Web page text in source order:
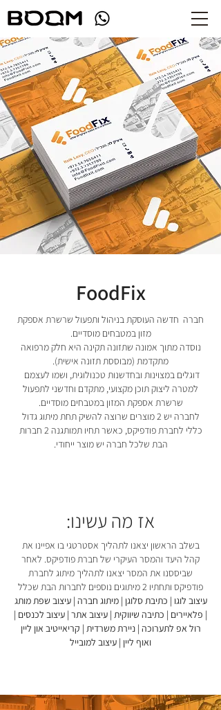
FoodFix
חברה חדשה העוסקת בניהול ותפעול שרשרת אספקת
מזון במטבחים מוסדיים.
נוסדה מתוך אמונה שתזונה תקינה היא חלק מרפואה
מתקדמת (מבוססת תזונה אישית).
דוגלים במצוינות ובחדשנות טכנולוגית, ושמו לעצמם
למטרה ליצוק תוכן מקצועי, מתקדם וחדשני לתפעול
שרשרת אספקת המזון במטבחים מוסדיים.
לחברה יש 2 מוצרים שרוצה להשיק תחת מיתוג גדול
כללי לחברת פודפיקס, כאשר תחיו תמותגנה 2 חברות
הבת שלכל חברה יש מוצר ייחודי.
אז מה עשינו:
בשלב הראשון יצאנו לתהליך אסטרטגי בו אפיינו את
קהל היעד והמסר העיקרי של חברת פודפיקס. לאחר
שביססנו את המסר יצאנו לתהליך מיתוג לחברת
פודפיקס ותחתיו 2 מיתוגים נוספים לחברות הבת שכלל
עיצוב לוגו | כתיבת סלוגן | מיתוג חברה | עיצוב שפת מותג
| פלאיירים | כתיבה שיווקית | עיצוב אתר | עיצוב לכנסים |
רול אפ לתערוכה | ניירת משרדית | קריאייטיב און ליין
ואוף ליין | עיצוב למובייל